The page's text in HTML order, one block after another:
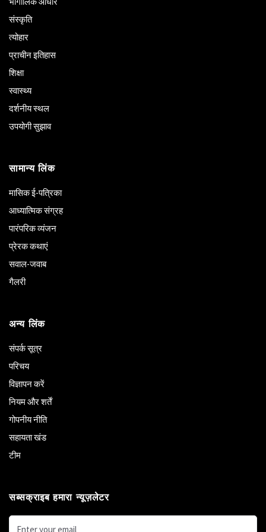
संस्कृति
त्योहार
प्राचीन इतिहास
शिक्षा
स्वास्थ्य
दर्शनीय स्थल
उपयोगी सुझाव
सामान्य लिंक
मासिक ई-पत्रिका
आध्यात्मिक संग्रह
पारंपरिक व्यंजन
प्रेरक कथाएं
सवाल-जवाब
गैलरी
अन्य लिंक
संपर्क सूत्र
परिचय
विज्ञापन करें
नियम और शर्तें
गोपनीय नीति
सहायता खंड
टीम
सब्सक्राइब हमारा न्यूज़लेटर